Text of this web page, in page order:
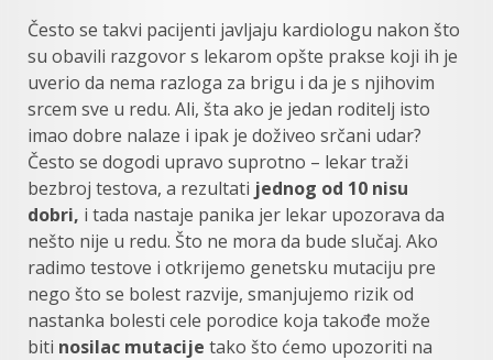
Često se takvi pacijenti javljaju kardiologu nakon što
su obavili razgovor s lekarom opšte prakse koji ih je
uverio da nema razloga za brigu i da je s njihovim
srcem sve u redu. Ali, šta ako je jedan roditelj isto
imao dobre nalaze i ipak je doživeo srčani udar?
Često se dogodi upravo suprotno – lekar traži
bezbroj testova, a rezultati jednog od 10 nisu
dobri, i tada nastaje panika jer lekar upozorava da
nešto nije u redu. Što ne mora da bude slučaj. Ako
radimo testove i otkrijemo genetsku mutaciju pre
nego što se bolest razvije, smanjujemo rizik od
nastanka bolesti cele porodice koja takođe može
biti nosilac mutacije tako što ćemo upozoriti na